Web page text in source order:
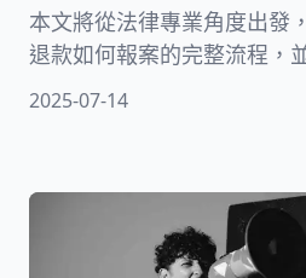
本文將從法律專業角度出發
退款如何報案的完整流程，
略。無論是網購還是實體店
2025-07-14